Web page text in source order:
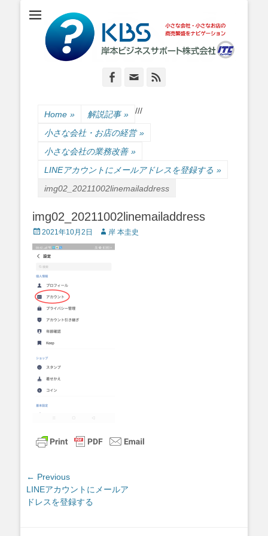
岸本ビジネスサポ
ート株式会社
小さな会社・小さなお店のIT経営をナビゲーション
Facebook
Email
Home » 解説記事 » /
小さな会社・お店の経営 »
/
小さな会社の業務改善 »
/
LINEアカウントにメールアドレスを登録する »
img02_20211002linemailaddress
img02_20211002linemailaddress
Posted
on
2021年10月2日 Author
岸 本圭史
投
稿
ナ
← Previous
Previous
post:
LINEアカウントにメールア
ドレスを登録する